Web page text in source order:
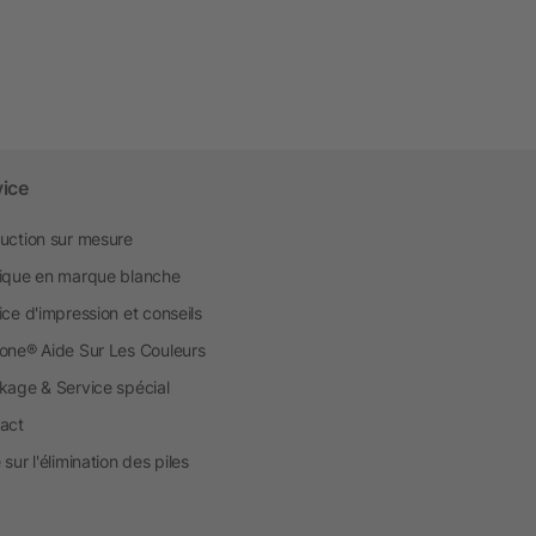
sur mesure
en marque blanche
d'impression et conseils
Aide Sur Les Couleurs
& Service spécial
sur l'élimination des piles